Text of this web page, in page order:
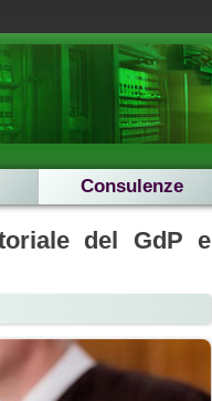
Consulenze
del GdP e